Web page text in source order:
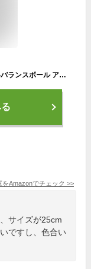
RGGD&RGGL 25cm ピラティスボール 2色 厚いバランスボール アンチバースト ヨガボール ミニサイズ 筋トレストレッチ バレートレーニング(ブルー+ミントグリーン)
をAmazonでチェック >>
サイズが25cm
ですし、色合い